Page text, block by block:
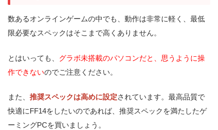
数あるオンラインゲームの中でも、動作は非常に軽く、最低
限必要なスペックはそこまで高くありません。
とはいっても、 グラボ未搭載のパソコンだと、思うように操
作できないのでご注意ください。
また、 推奨スペックは高めに設定されています。最高品質で
快適にFF14をしたいのであれば、推奨スペックを満たしたゲ
ーミングPCを買いましょう。